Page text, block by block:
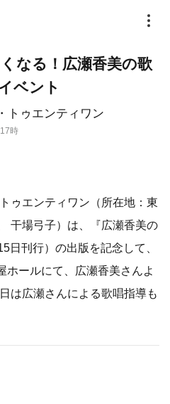
トゥエンティワン
時
なる！広瀬香美の歌
ベント
ゥエンティワン（所在地：東
場弓子）は、『広瀬香美の
日刊行）の出版を記念して、
ホールにて、広瀬香美さんよ
は広瀬さんによる歌唱指導も